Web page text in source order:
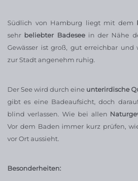
Südlich von Hamburg liegt mit dem
sehr beliebter Badesee in der Nähe
Gewässer ist groß, gut erreichbar
zur Stadt angenehm ruhig.
Der See wird durch eine unterirdische
gibt es eine Badeaufsicht, doch
blind verlassen. Wie bei allen
Vor dem Baden immer kurz prüfen,
vor Ort aussieht.
Besonderheiten: